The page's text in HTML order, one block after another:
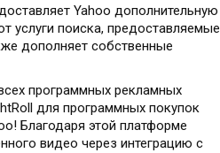
Yahoo дополнительную
услуги поиска, предоставляемые
дополняет собственные
программных рекламных
для программных покупок
Благодаря этой платформе
видео через интеграцию с